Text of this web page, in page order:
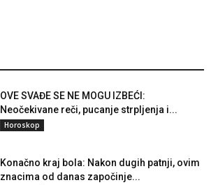
OVE SVAĐE SE NE MOGU IZBEĆI:
Neočekivane reči, pucanje strpljenja i...
Horoskop
Konačno kraj bola: Nakon dugih patnji, ovim
znacima od danas započinje...